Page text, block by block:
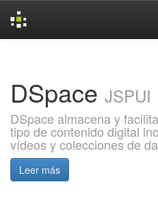
DSpace JSPUI
DSpace almacena y
tipo de contenido digital
vídeos y colecciones de
Leer más